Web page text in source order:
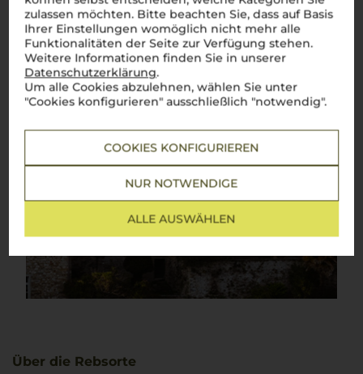
zulassen möchten. Bitte beachten Sie, dass auf Basis
Ihrer Einstellungen womöglich nicht mehr alle
Funktionalitäten der Seite zur Verfügung stehen.
Weitere Informationen finden Sie in unserer
Datenschutzerklärung.
Um alle Cookies abzulehnen, wählen Sie unter
"Cookies konfigurieren" ausschließlich "notwendig".
COOKIES KONFIGURIEREN
NUR NOTWENDIGE
ALLE AUSWÄHLEN
Über die Rebsorte